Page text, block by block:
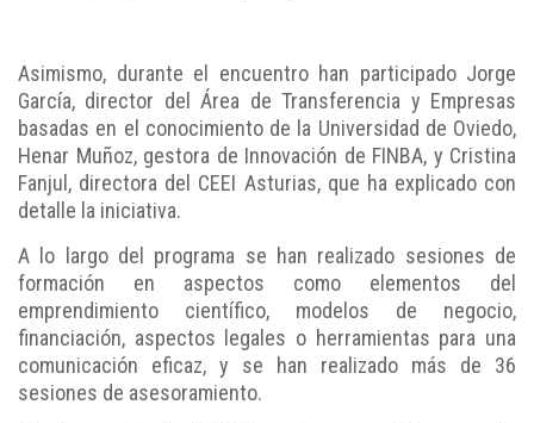
Asimismo, durante el encuentro han participado Jorge
García, director del Área de Transferencia y Empresas
basadas en el conocimiento de la Universidad de Oviedo,
Henar Muñoz, gestora de Innovación de FINBA, y Cristina
Fanjul, directora del CEEI Asturias, que ha explicado con
detalle la iniciativa.
A lo largo del programa se han realizado sesiones de
formación en aspectos como elementos del
emprendimiento científico, modelos de negocio,
financiación, aspectos legales o herramientas para una
comunicación eficaz, y se han realizado más de 36
sesiones de asesoramiento.